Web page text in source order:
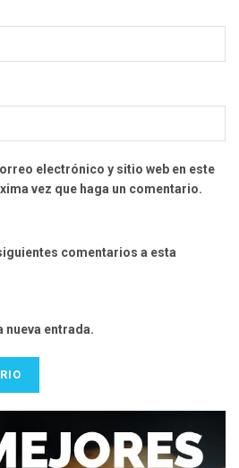
electrónico y sitio web en este
vez que haga un comentario.
comentarios a esta
nueva entrada.